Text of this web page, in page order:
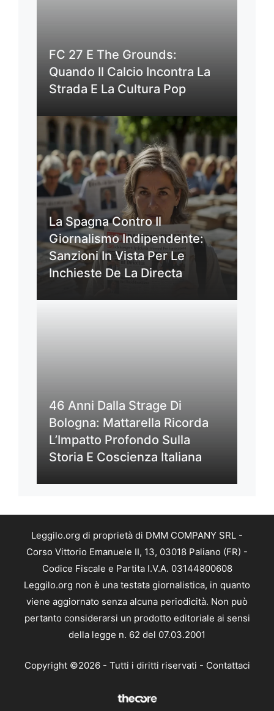
FC 27 E The Grounds:
Quando Il Calcio Incontra La
Strada E La Cultura Pop
La Spagna Contro Il
Giornalismo Indipendente:
Sanzioni In Vista Per Le
Inchieste De La Directa
46 Anni Dalla Strage Di
Bologna: Mattarella Ricorda
L’Impatto Profondo Sulla
Storia E Coscienza Italiana
Leggilo.org di proprietà di DMM COMPANY SRL -
Corso Vittorio Emanuele II, 13, 03018 Paliano (FR) -
Codice Fiscale e Partita I.V.A. 03144800608
Leggilo.org non è una testata giornalistica, in quanto
viene aggiornato senza alcuna periodicità. Non può
pertanto considerarsi un prodotto editoriale ai sensi
della legge n. 62 del 07.03.2001
Copyright ©2026 - Tutti i diritti riservati - Contattaci